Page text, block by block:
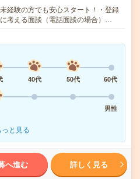
経験の方でも安心スタート！・登録
考える面談（電話面談の場合）…
40代 50代
60代
男性
っと見る
へ進む 詳しく見る